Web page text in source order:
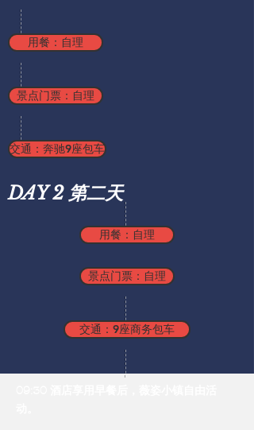
用餐：自理
景点门票：自理
交通：奔驰9座包车
DAY 2 第二天
用餐：自理
景点门票：自理
交通：9座商务包车